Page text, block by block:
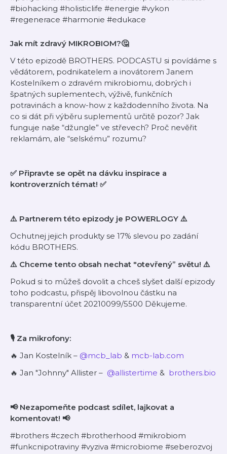
#biohacking #holisticlife #energie #vykon
#regenerace #harmonie #edukace
Jak mít zdravý MIKROBIOM?🤔
V této epizodě BROTHERS. PODCASTU si povídáme s
vědátorem, podnikatelem a inovátorem Janem
Kostelníkem o zdravém mikrobiomu, dobrých i
špatných suplementech, výživě, funkčních
potravinách a know-how z každodenního života. Na
co si dát při výběru suplementů určitě pozor? Jak
funguje naše “džungle” ve střevech? Proč nevěřit
reklamám, ale “selskému” rozumu?
✅ Připravte se opět na dávku inspirace a
kontroverzních témat! ✅
⚠️ Partnerem této epizody je ⁠⁠POWERLOGY⁠⁠ ⚠️
Ochutnej jejich produkty se 17% slevou po zadání
kódu BROTHERS.
⚠️ Chceme tento obsah nechat "otevřený” světu! ⚠️
Pokud si to můžeš dovolit a chceš slyšet další epizody
toho podcastu, přispěj libovolnou částku na
transparentní účet 20210099/5500 Děkujeme.
🎙 Za mikrofony:
🔥 Jan Kostelník – @mcb_lab & mcb-lab.com
🔥 Jan "Johnny" Allister – ⁠⁠⁠⁠⁠⁠⁠ @allistertime⁠⁠⁠⁠⁠⁠⁠ & ⁠⁠ brothers.bio⁠⁠⁠⁠⁠⁠⁠⁠⁠⁠⁠⁠⁠⁠⁠⁠⁠⁠⁠⁠
📢 Nezapomeňte podcast sdílet, lajkovat a
komentovat! 📢
#brothers #czech #brotherhood #mikrobiom
#funkcnipotraviny #vyziva #microbiome #seberozvoj